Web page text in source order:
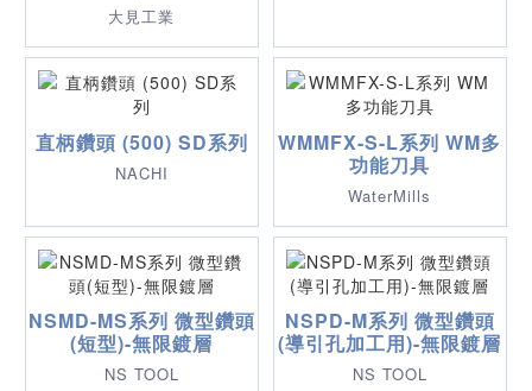
大見工業
直柄鑽頭 (500) SD系列
NACHI
WMMFX-S-L系列 WM多
功能刀具
WaterMills
NSMD-MS系列 微型鑽頭
(短型)-無限鍍層
NS TOOL
NSPD-M系列 微型鑽頭
(導引孔加工用)-無限鍍層
NS TOOL